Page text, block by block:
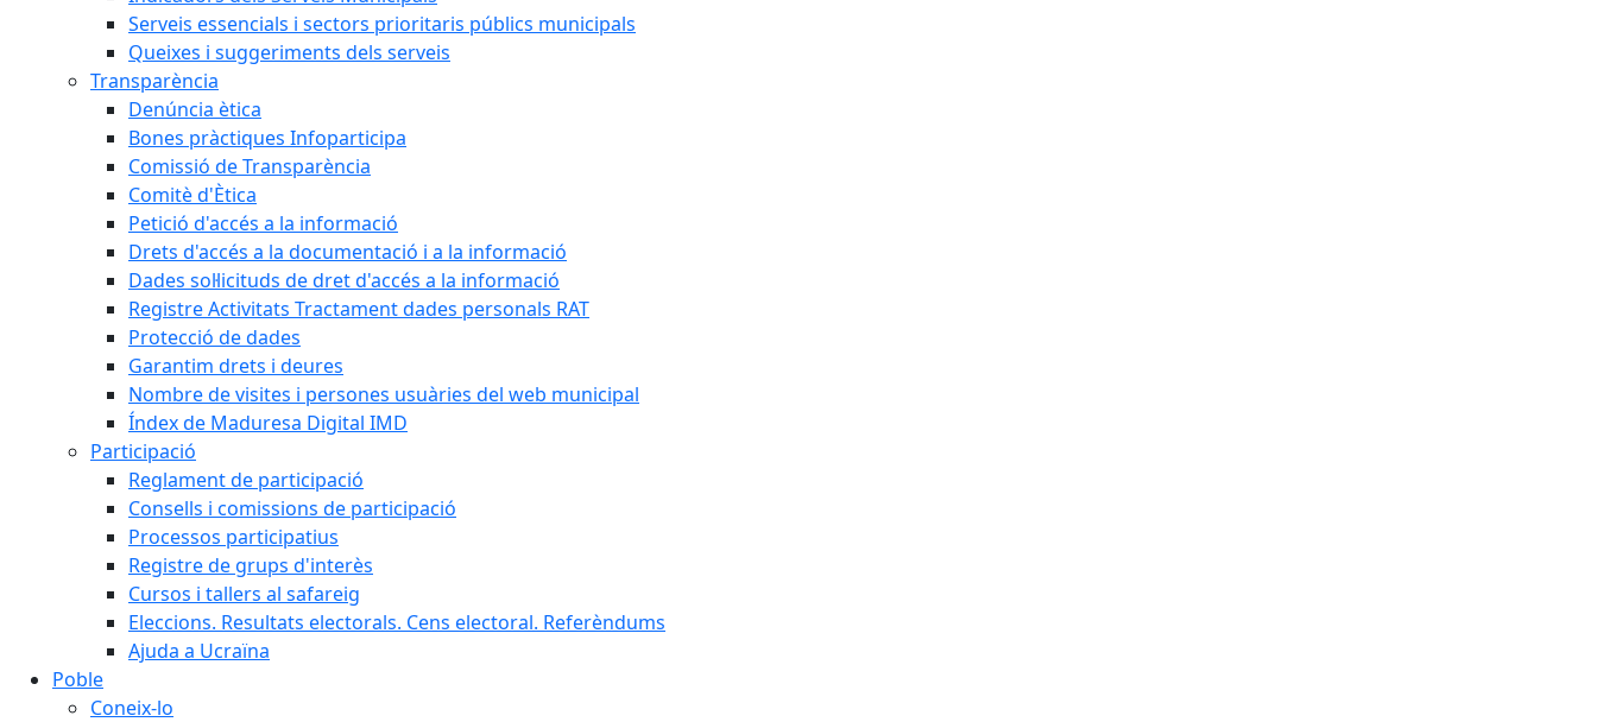
Serveis essencials i sectors prioritaris públics municipals
Queixes i suggeriments dels serveis
Transparència
Denúncia ètica
Bones pràctiques Infoparticipa
Comissió de Transparència
Comitè d'Ètica
Petició d'accés a la informació
Drets d'accés a la documentació i a la informació
Dades sol·licituds de dret d'accés a la informació
Registre Activitats Tractament dades personals RAT
Protecció de dades
Garantim drets i deures
Nombre de visites i persones usuàries del web municipal
Índex de Maduresa Digital IMD
Participació
Reglament de participació
Consells i comissions de participació
Processos participatius
Registre de grups d'interès
Cursos i tallers al safareig
Eleccions. Resultats electorals. Cens electoral. Referèndums
Ajuda a Ucraïna
Poble
Coneix-lo